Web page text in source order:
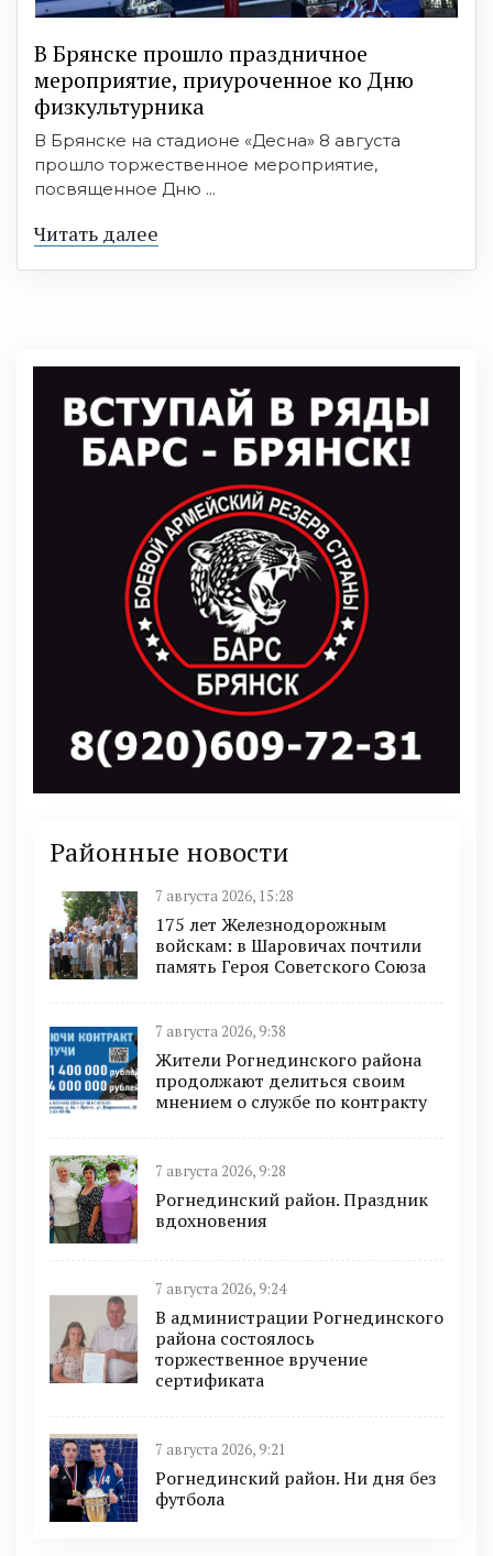
В Брянске прошло праздничное
мероприятие, приуроченное ко Дню
физкультурника
В Брянске на стадионе «Десна» 8 августа
прошло торжественное мероприятие,
посвященное Дню ...
Читать далее
Районные новости
7 августа 2026, 15:28
175 лет Железнодорожным
войскам: в Шаровичах почтили
память Героя Советского Союза
7 августа 2026, 9:38
Жители Рогнединского района
продолжают делиться своим
мнением о службе по контракту
7 августа 2026, 9:28
Рогнединский район. Праздник
вдохновения
7 августа 2026, 9:24
В администрации Рогнединского
района состоялось
торжественное вручение
сертификата
7 августа 2026, 9:21
Рогнединский район. Ни дня без
футбола